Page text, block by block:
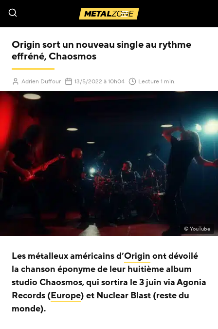
Menu
Origin sort un nouveau single au rythme
effréné, Chaosmos
Adrien Duffour 13/5/2022 (Mis à jour le )
à 10h04 Lecture 1 min.
© YouTube
Les métalleux américains d’Origin ont dévoilé
la chanson éponyme de leur huitième album
studio Chaosmos, qui sortira le 3 juin via Agonia
Records (Europe) et Nuclear Blast (reste du
monde).